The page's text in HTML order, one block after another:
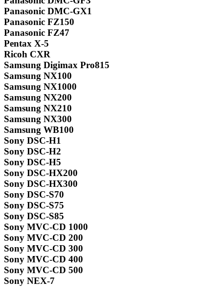
Panasonic DMC-GX1
Panasonic FZ150
Panasonic FZ47
Pentax X-5
Ricoh CXR
Samsung Digimax Pro815
Samsung NX100
Samsung NX1000
Samsung NX200
Samsung NX210
Samsung NX300
Samsung WB100
Sony DSC-H1
Sony DSC-H2
Sony DSC-H5
Sony DSC-HX200
Sony DSC-HX300
Sony DSC-S70
Sony DSC-S75
Sony DSC-S85
Sony MVC-CD 1000
Sony MVC-CD 200
Sony MVC-CD 300
Sony MVC-CD 400
Sony MVC-CD 500
Sony NEX-7